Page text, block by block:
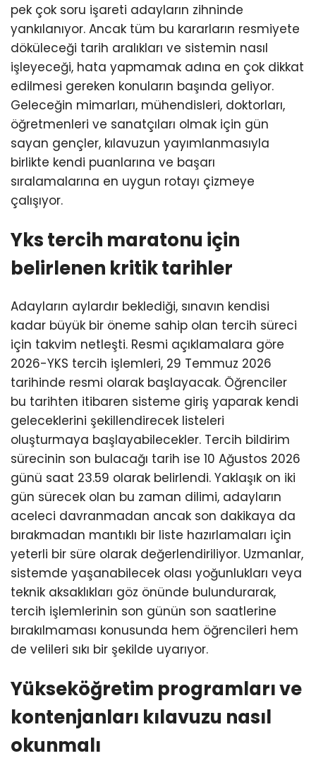
pek çok soru işareti adayların zihninde
yankılanıyor. Ancak tüm bu kararların resmiyete
döküleceği tarih aralıkları ve sistemin nasıl
işleyeceği, hata yapmamak adına en çok dikkat
edilmesi gereken konuların başında geliyor.
Geleceğin mimarları, mühendisleri, doktorları,
öğretmenleri ve sanatçıları olmak için gün
sayan gençler, kılavuzun yayımlanmasıyla
birlikte kendi puanlarına ve başarı
sıralamalarına en uygun rotayı çizmeye
çalışıyor.
Yks tercih maratonu için
belirlenen kritik tarihler
Adayların aylardır beklediği, sınavın kendisi
kadar büyük bir öneme sahip olan tercih süreci
için takvim netleşti. Resmi açıklamalara göre
2026-YKS tercih işlemleri, 29 Temmuz 2026
tarihinde resmi olarak başlayacak. Öğrenciler
bu tarihten itibaren sisteme giriş yaparak kendi
geleceklerini şekillendirecek listeleri
oluşturmaya başlayabilecekler. Tercih bildirim
sürecinin son bulacağı tarih ise 10 Ağustos 2026
günü saat 23.59 olarak belirlendi. Yaklaşık on iki
gün sürecek olan bu zaman dilimi, adayların
aceleci davranmadan ancak son dakikaya da
bırakmadan mantıklı bir liste hazırlamaları için
yeterli bir süre olarak değerlendiriliyor. Uzmanlar,
sistemde yaşanabilecek olası yoğunlukları veya
teknik aksaklıkları göz önünde bulundurarak,
tercih işlemlerinin son günün son saatlerine
bırakılmaması konusunda hem öğrencileri hem
de velileri sıkı bir şekilde uyarıyor.
Yükseköğretim programları ve
kontenjanları kılavuzu nasıl
okunmalı